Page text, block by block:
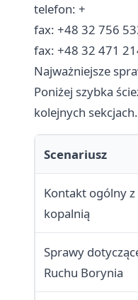
telefon: +
fax: +48 32 756
fax: +48 32 471
Najważniejsze
Poniżej szybka
kolejnych sekcjach.
Scenariusz
Kontakt ogólny z
kopalnią
Sprawy
Ruchu Borynia